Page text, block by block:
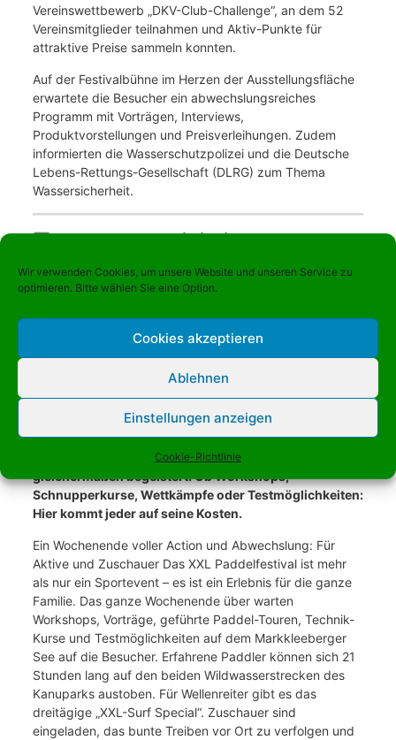
Wir verwenden Cookies, um unsere Website und unseren Service zu
optimieren. Bitte wählen Sie eine Option.
Cookies akzeptieren
Ablehnen
Einstellungen anzeigen
Cookie-Richtlinie
Vereinswettbewerb „DKV-Club-Challenge“, an dem 52
Vereinsmitglieder teilnahmen und Aktiv-Punkte für
attraktive Preise sammeln konnten.
Auf der Festivalbühne im Herzen der Ausstellungsfläche
erwartete die Besucher ein abwechslungsreiches
Programm mit Vorträgen, Interviews,
Produktvorstellungen und Preisverleihungen. Zudem
informierten die Wasserschutzpolizei und die Deutsche
Lebens-Rettungs-Gesellschaft (DLRG) zum Thema
Wassersicherheit.
Testen, paddeln,
erleben: Kanupark
Markkleeberg lädt zum
12. XXL Paddelfestival
verwandelt sich der Kanupark am Markkleeberger See
wieder zum Herzstück des Paddelsports. Bei der 12.
Auflage des XXL Paddelfestivals wird die neue Saison
eingeläutet – und das mit einem vielfältigen Programm,
das Anfänger, Fortgeschrittene und Zuschauer
gleichermaßen begeistert. Ob Workshops,
Schnupperkurse, Wettkämpfe oder Testmöglichkeiten:
Hier kommt jeder auf seine Kosten.
Ein Wochenende voller Action und Abwechslung: Für
Aktive und Zuschauer Das XXL Paddelfestival ist mehr
als nur ein Sportevent – es ist ein Erlebnis für die ganze
Familie. Das ganze Wochenende über warten
Workshops, Vorträge, geführte Paddel-Touren, Technik-
Kurse und Testmöglichkeiten auf dem Markkleeberger
See auf die Besucher. Erfahrene Paddler können sich 21
Stunden lang auf den beiden Wildwasserstrecken des
Kanuparks austoben. Für Wellenreiter gibt es das
dreitägige „XXL-Surf Special“. Zuschauer sind
eingeladen, das bunte Treiben vor Ort zu verfolgen und